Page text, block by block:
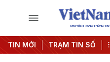
CHUYÊN TRANG THÔNG
TIN MỚI TRẠM TIN SỐ
Trung ương 3 #APEC